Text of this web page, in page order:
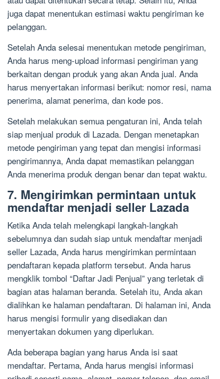
juga dapat menentukan estimasi waktu pengiriman ke
pelanggan.
Setelah Anda selesai menentukan metode pengiriman,
Anda harus meng-upload informasi pengiriman yang
berkaitan dengan produk yang akan Anda jual. Anda
harus menyertakan informasi berikut: nomor resi, nama
penerima, alamat penerima, dan kode pos.
Setelah melakukan semua pengaturan ini, Anda telah
siap menjual produk di Lazada. Dengan menetapkan
metode pengiriman yang tepat dan mengisi informasi
pengirimannya, Anda dapat memastikan pelanggan
Anda menerima produk dengan benar dan tepat waktu.
7. Mengirimkan permintaan untuk
mendaftar menjadi seller Lazada
Ketika Anda telah melengkapi langkah-langkah
sebelumnya dan sudah siap untuk mendaftar menjadi
seller Lazada, Anda harus mengirimkan permintaan
pendaftaran kepada platform tersebut. Anda harus
mengklik tombol “Daftar Jadi Penjual” yang terletak di
bagian atas halaman beranda. Setelah itu, Anda akan
dialihkan ke halaman pendaftaran. Di halaman ini, Anda
harus mengisi formulir yang disediakan dan
menyertakan dokumen yang diperlukan.
Ada beberapa bagian yang harus Anda isi saat
mendaftar. Pertama, Anda harus mengisi informasi